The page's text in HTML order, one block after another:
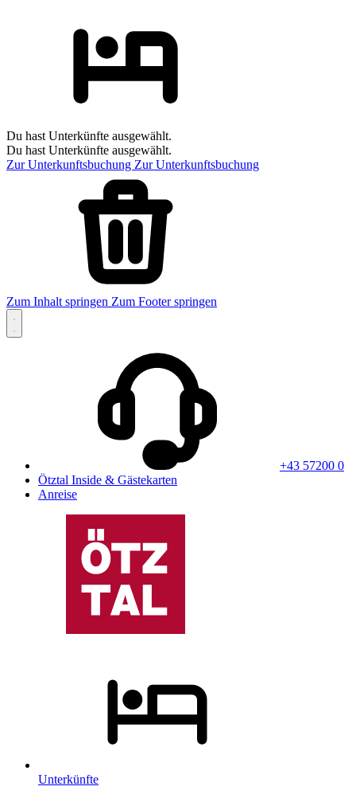
Du hast Unterkünfte ausgewählt.
Du hast Unterkünfte ausgewählt.
Zur Unterkunftsbuchung Zur Unterkunftsbuchung
Zum Inhalt springen Zum Footer springen
+43 57200 0
Ötztal Inside & Gästekarten
Anreise
Unterkünfte